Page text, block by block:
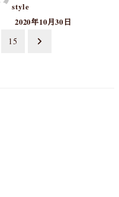
style
2020年10月30日
15